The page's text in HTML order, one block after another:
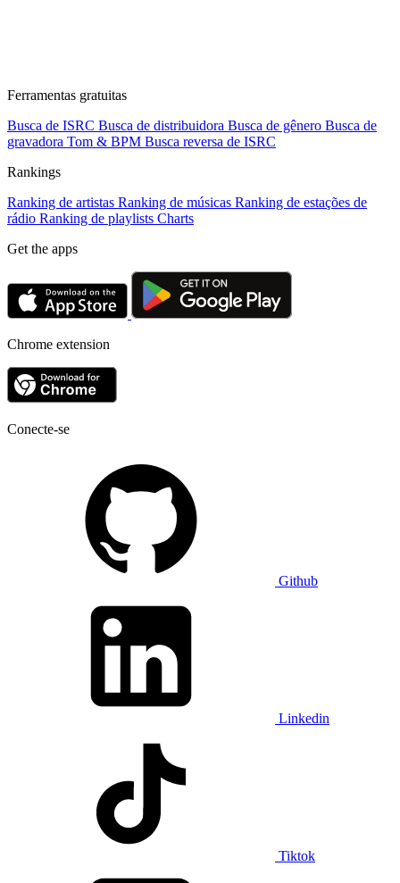
Ferramentas gratuitas
Busca de ISRC Busca de distribuidora Busca de gênero Busca de
gravadora Tom & BPM Busca reversa de ISRC
Rankings
Ranking de artistas Ranking de músicas Ranking de estações de
rádio Ranking de playlists Charts
Get the apps
Chrome extension
Conecte-se
Github
Linkedin
Tiktok